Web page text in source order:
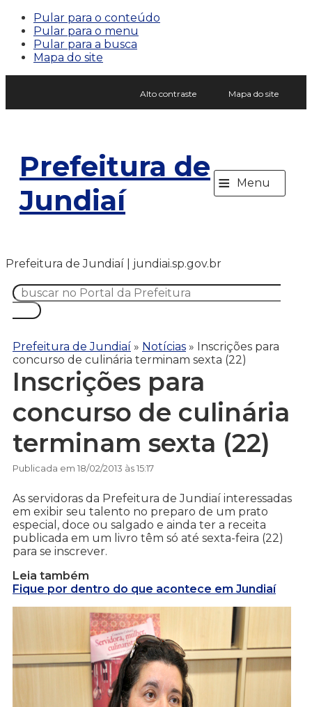
Pular para o conteúdo
Pular para o menu
Pular para a busca
Mapa do site
Alto contraste Mapa do site
Prefeitura de
Jundiaí
≡ Menu
Prefeitura de Jundiaí | jundiai.sp.gov.br
Prefeitura de Jundiaí » Notícias » Inscrições para
concurso de culinária terminam sexta (22)
Inscrições para
concurso de culinária
terminam sexta (22)
Publicada em 18/02/2013 às 15:17
As servidoras da Prefeitura de Jundiaí interessadas
em exibir seu talento no preparo de um prato
especial, doce ou salgado e ainda ter a receita
publicada em um livro têm só até sexta-feira (22)
para se inscrever.
Leia também
Fique por dentro do que acontece em Jundiaí